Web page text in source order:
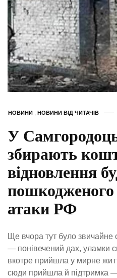
НОВИНИ НОВИНИ ВІД ЧИТАЧІВ
У
збирають
відновлення
пошкодженого
атаки РФ
Ще вчора тут було звичайне
— понівечений дах, уламки
вкотре прийшла у мирне
сюди прийшла й підтримка